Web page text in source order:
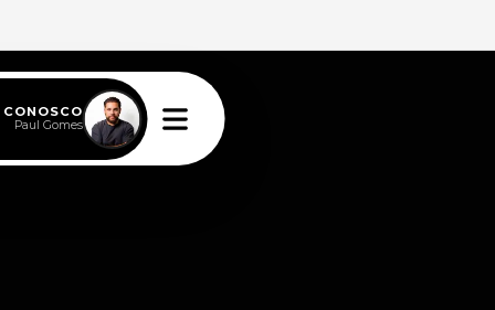
Paul Gomes